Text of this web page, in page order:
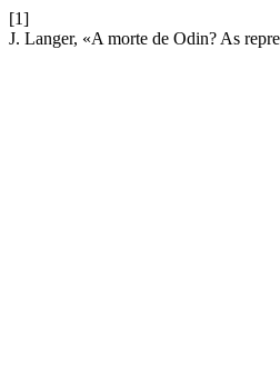
[1]
J. Langer, «A morte de Odin? As